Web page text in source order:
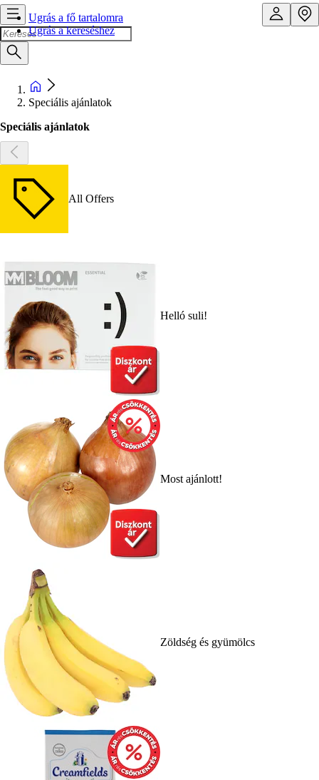
Ugrás a fő tartalomra
Ugrás a kereséshez
Speciális ajánlatok
Speciális ajánlatok
All Offers
Helló suli!
Most ajánlott!
Zöldség és gyümölcs